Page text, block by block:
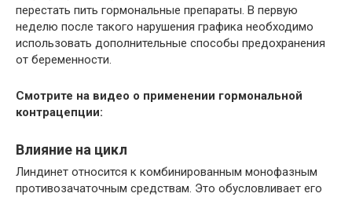
перестать пить гормональные препараты. В первую
неделю после такого нарушения графика необходимо
использовать дополнительные способы предохранения
от беременности.
Смотрите на видео о применении гормональной
контрацепции:
Влияние на цикл
Линдинет относится к комбинированным монофазным
противозачаточным средствам. Это обусловливает его